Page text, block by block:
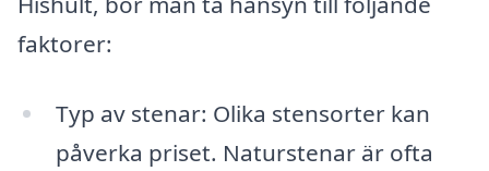
faktorer:
Typ av stenar: Olika stensorter kan
påverka priset. Naturstenar är ofta